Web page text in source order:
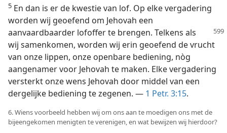
5 En dan is er de kwestie van lof. Op elke vergadering
worden wij geoefend om Jehovah een
aanvaardbaarder lofoffer te brengen. Telkens als
wij samenkomen, worden wij erin geoefend de vrucht
van onze lippen, onze openbare bediening, nòg
aangenamer voor Jehovah te maken. Elke vergadering
versterkt onze wens Jehovah door middel van een
dergelijke bediening te zegenen. — 1 Petr. 3:15.
6. Wiens voorbeeld hebben wij om ons aan te moedigen ons met de
bijeengekomen menigten te verenigen, en wat bewijzen wij hierdoor?